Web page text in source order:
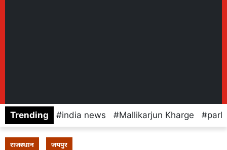
Trending india news Mallikarjun Kharge
राजस्थान जयपुर